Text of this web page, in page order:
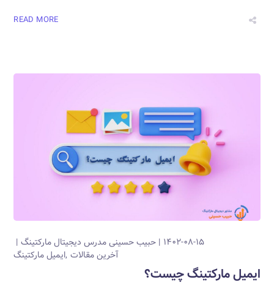
READ MORE
۱۴۰۲-۰۸-۱۵ حبیب حسینیمدرس دیجیتال مارکتینگ
آخرین مقالات ایمیل مارکتینگ
ایمیل مارکتینگ چیست؟